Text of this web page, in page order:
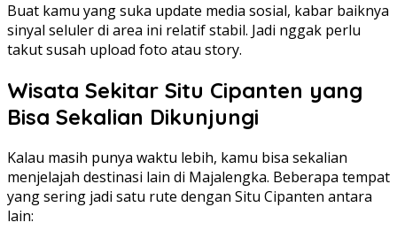
Buat kamu yang suka update media sosial, kabar baiknya
sinyal seluler di area ini relatif stabil. Jadi nggak perlu
takut susah upload foto atau story.
Wisata Sekitar Situ Cipanten yang
Bisa Sekalian Dikunjungi
Kalau masih punya waktu lebih, kamu bisa sekalian
menjelajah destinasi lain di Majalengka. Beberapa tempat
yang sering jadi satu rute dengan Situ Cipanten antara
lain: